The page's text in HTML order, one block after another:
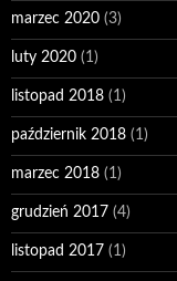
marzec 2020 (3)
luty 2020 (1)
listopad 2018 (1)
październik 2018 (1)
marzec 2018 (1)
grudzień 2017 (4)
listopad 2017 (1)